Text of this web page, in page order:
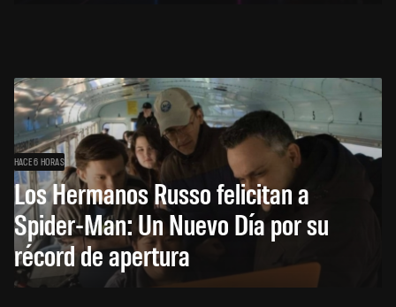
HACE 6 HORAS
Los Hermanos Russo felicitan a
Spider-Man: Un Nuevo Día por su
récord de apertura